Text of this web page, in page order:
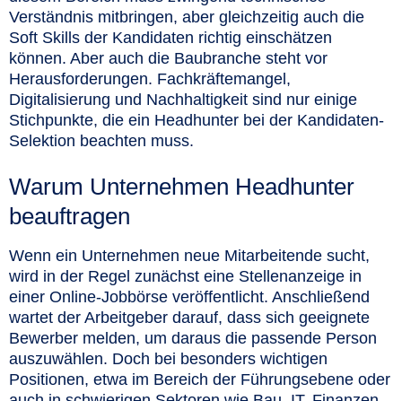
Verständnis mitbringen, aber gleichzeitig auch die
Soft Skills der Kandidaten richtig einschätzen
können. Aber auch die Baubranche steht vor
Herausforderungen. Fachkräftemangel,
Digitalisierung und Nachhaltigkeit sind nur einige
Stichpunkte, die ein Headhunter bei der Kandidaten-
Selektion beachten muss.
Warum Unternehmen Headhunter
beauftragen
Wenn ein Unternehmen neue Mitarbeitende sucht,
wird in der Regel zunächst eine Stellenanzeige in
einer Online-Jobbörse veröffentlicht. Anschließend
wartet der Arbeitgeber darauf, dass sich geeignete
Bewerber melden, um daraus die passende Person
auszuwählen. Doch bei besonders wichtigen
Positionen, etwa im Bereich der Führungsebene oder